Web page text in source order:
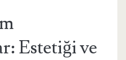
Estetiği ve